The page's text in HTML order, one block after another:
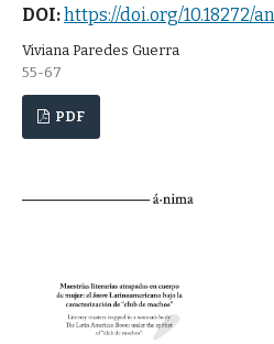
DOI:https://doi.org/10.18272/
Viviana Paredes Guerra
55-67
PDF